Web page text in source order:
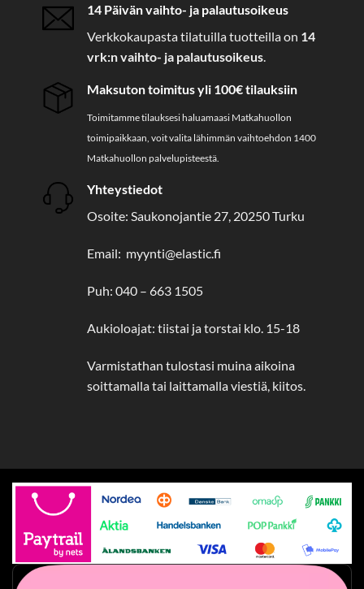
14 Päivän vaihto- ja palautusoikeus
Verkkokaupasta tilatuilla tuotteilla on 14
vrk:n vaihto- ja palautusoikeus.
Maksuton toimitus yli 100€ tilauksiin
Toimitamme tilauksesi haluamaasi Matkahuollon
toimipaikkaan, voit valita lähimmän vaihtoehdon 1400
Matkahuollon palvelupisteestä.
Yhteystiedot
Osoite: Saukonojantie 27, 20250 Turku
Email: myynti@elastic.fi
Puh: 040 – 663 1505
Aukioloajat: tiistai ja torstai klo. 15-18
Varmistathan tulostasi muina aikoina
soittamalla tai laittamalla viestiä, kiitos.